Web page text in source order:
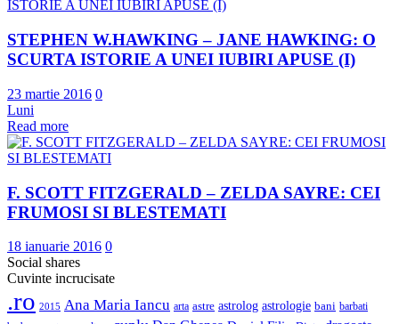
STEPHEN W.HAWKING – JANE HAWKING: O
SCURTA ISTORIE A UNEI IUBIRI APUSE (I)
23 martie 2016 0
Luni
Read more
F. SCOTT FITZGERALD – ZELDA SAYRE: CEI
FRUMOSI SI BLESTEMATI
18 ianuarie 2016 0
Social shares
Cuvinte incrucisate
.ro 2015 Ana Maria Iancu arta astre astrolog astrologie bani barbati